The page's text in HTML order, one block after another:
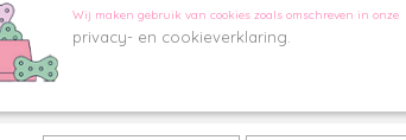
Wij maken gebruik van cookies zoals omschreven in onze
privacy- en cookieverklaring.